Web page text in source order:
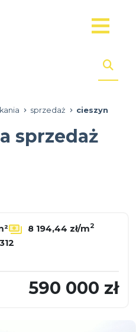
sprzedaż cieszyn
sprzedaż
8 194,44 zł/m2
590 000 zł